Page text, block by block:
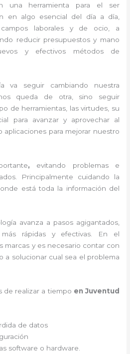
una herramienta para el ser
en algo esencial del día a día,
laborales y de ocio, a
reducir presupuestos y mano
y efectivos métodos de
va seguir cambiando nuestra
queda de otra, sino seguir
de herramientas, las virtudes, su
para avanzar y aprovechar al
aplicaciones para mejorar nuestro
, evitando problemas e
Principalmente cuidando la
está toda la información del
avanza a pasos agigantados,
rápidas y efectivas . En el
marcas y es necesario contar con
a solucionar cual sea el problema
de realizar a tiempo en Juventud
de datos
software o hardware